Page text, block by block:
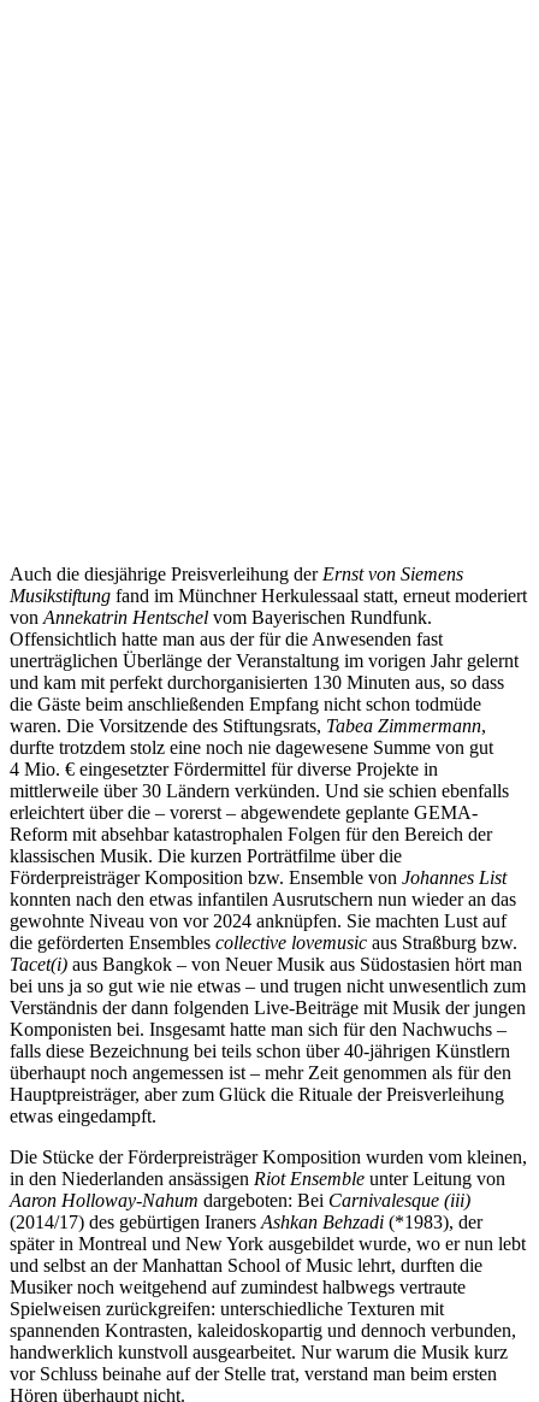
Auch die diesjährige Preisverleihung der Ernst von Siemens
Musikstiftung fand im Münchner Herkulessaal statt, erneut moderiert
von Annekatrin Hentschel vom Bayerischen Rundfunk.
Offensichtlich hatte man aus der für die Anwesenden fast
unerträglichen Überlänge der Veranstaltung im vorigen Jahr gelernt
und kam mit perfekt durchorganisierten 130 Minuten aus, so dass
die Gäste beim anschließenden Empfang nicht schon todmüde
waren. Die Vorsitzende des Stiftungsrats, Tabea Zimmermann,
durfte trotzdem stolz eine noch nie dagewesene Summe von gut
4 Mio. € eingesetzter Fördermittel für diverse Projekte in
mittlerweile über 30 Ländern verkünden. Und sie schien ebenfalls
erleichtert über die – vorerst – abgewendete geplante GEMA-
Reform mit absehbar katastrophalen Folgen für den Bereich der
klassischen Musik. Die kurzen Porträtfilme über die
Förderpreisträger Komposition bzw. Ensemble von Johannes List
konnten nach den etwas infantilen Ausrutschern nun wieder an das
gewohnte Niveau von vor 2024 anknüpfen. Sie machten Lust auf
die geförderten Ensembles collective lovemusic aus Straßburg bzw.
Tacet(i) aus Bangkok – von Neuer Musik aus Südostasien hört man
bei uns ja so gut wie nie etwas – und trugen nicht unwesentlich zum
Verständnis der dann folgenden Live-Beiträge mit Musik der jungen
Komponisten bei. Insgesamt hatte man sich für den Nachwuchs –
falls diese Bezeichnung bei teils schon über 40-jährigen Künstlern
überhaupt noch angemessen ist – mehr Zeit genommen als für den
Hauptpreisträger, aber zum Glück die Rituale der Preisverleihung
etwas eingedampft.
Die Stücke der Förderpreisträger Komposition wurden vom kleinen,
in den Niederlanden ansässigen Riot Ensemble unter Leitung von
Aaron Holloway-Nahum dargeboten: Bei Carnivalesque (iii)
(2014/17) des gebürtigen Iraners Ashkan Behzadi (*1983), der
später in Montreal und New York ausgebildet wurde, wo er nun lebt
und selbst an der Manhattan School of Music lehrt, durften die
Musiker noch weitgehend auf zumindest halbwegs vertraute
Spielweisen zurückgreifen: unterschiedliche Texturen mit
spannenden Kontrasten, kaleidoskopartig und dennoch verbunden,
handwerklich kunstvoll ausgearbeitet. Nur warum die Musik kurz
vor Schluss beinahe auf der Stelle trat, verstand man beim ersten
Hören überhaupt nicht.